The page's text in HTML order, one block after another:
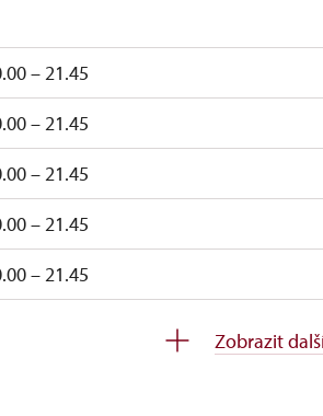
– 21.45
– 21.45
– 21.45
– 21.45
– 21.45
Zobrazit